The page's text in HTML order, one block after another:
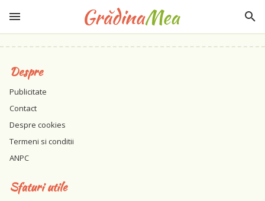
Despre
Publicitate
Contact
Despre cookies
Termeni si conditii
ANPC
Sfaturi utile